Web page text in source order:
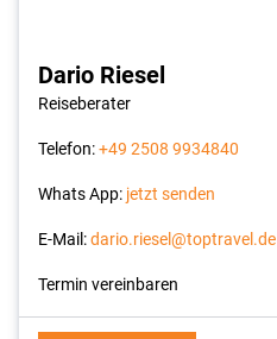
Dario Riesel
Reiseberater
Telefon:+49 2508 9934840
Whats App: jetzt senden
E-Mail:dario.riesel@toptravel.de
Termin vereinbaren